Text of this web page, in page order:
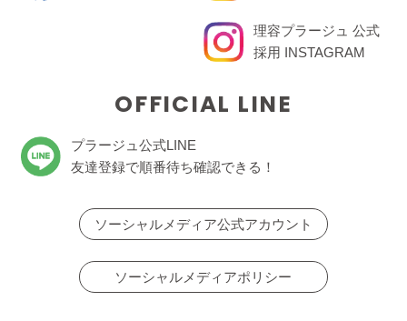
理容プラージュ 公式
採用 INSTAGRAM
OFFICIAL LINE
プラージュ公式LINE
友達登録で順番待ち確認できる！
ソーシャルメディア公式アカウント
ソーシャルメディアポリシー